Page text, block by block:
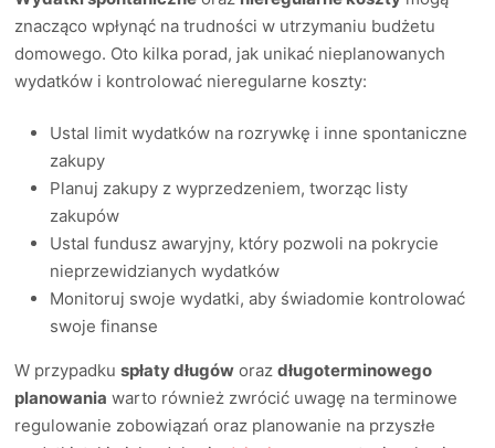
znacząco wpłynąć na trudności w utrzymaniu budżetu
domowego. Oto kilka porad, jak unikać nieplanowanych
wydatków i kontrolować nieregularne koszty:
Ustal limit wydatków na rozrywkę i inne spontaniczne
zakupy
Planuj zakupy z wyprzedzeniem, tworząc listy
zakupów
Ustal fundusz awaryjny, który pozwoli na pokrycie
nieprzewidzianych wydatków
Monitoruj swoje wydatki, aby świadomie kontrolować
swoje finanse
W przypadkuspłaty długów orazdługoterminowego
planowania warto również zwrócić uwagę na terminowe
regulowanie zobowiązań oraz planowanie na przyszłe